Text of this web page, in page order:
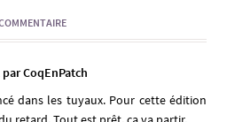
CoqEnPatch
dans les tuyaux. Pour cette édition